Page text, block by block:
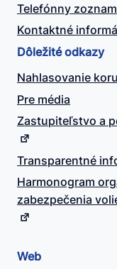
Telefónny zoznam
Kontaktné
Dôležité odkazy
Nahlasovanie
Pre média
Zastupiteľstvo a
Transparentné
Harmonogram
zabezpečenia
Web